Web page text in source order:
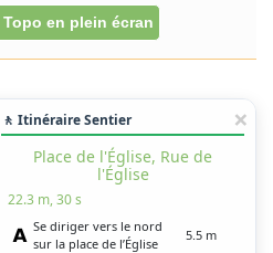
en plein écran
🚶 Itinéraire Sentier
Place de l'Église, Rue de
l'Église
22.3 m, 30 s
Se diriger vers le nord
sur la place de l’Église
5.5 m